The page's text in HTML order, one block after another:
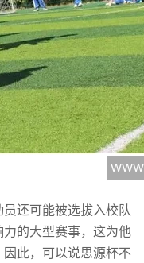
还可能被选拔入校队
的大型赛事，这为他
此，可以说思源杯不